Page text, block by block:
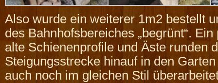
Also wurde ein weiterer 1m2 bestellt
des Bahnhofsbereiches „begrünt“.
alte Schienenprofile und Äste runden
Steigungsstrecke hinauf in den
auch noch im gleichen Stil